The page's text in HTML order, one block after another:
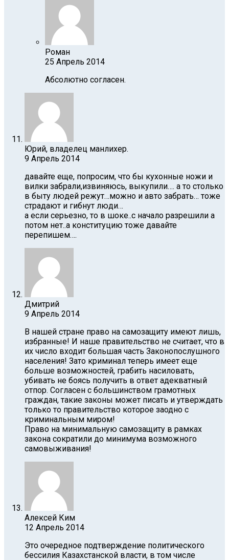
Роман
25 Апрель 2014
Абсолютно согласен.
Юрий, владелец манлихер.
9 Апрель 2014
давайте еще, попросим, что бы кухонные ножи и
вилки забрали,извиняюсь, выкупили…. а то столько
в быту людей режут…можно и авто забрать… тоже
страдают и гибнут люди…
а если серьезно, то в шоке..с начало разрешили а
потом нет..а конституцию тоже давайте
перепишем….
Дмитрий
9 Апрель 2014
В нашей стране право на самозащиту имеют лишь,
избранные! И наше правительство не считает, что в
их число входит большая часть Законопослушного
населения! Зато криминал теперь имеет еще
больше возможностей, грабить насиловать,
убивать не боясь получить в ответ адекватный
отпор. Согласен с большинством грамотных
граждан, такие законы может писать и утверждать
только то правительство которое заодно с
криминальным миром!
Право на минимальную самозащиту в рамках
закона сократили до минимума возможного
самовыживания!
Алексей Ким
12 Апрель 2014
Это очередное подтверждение политического
бессилия Казахстанской власти, в том числе